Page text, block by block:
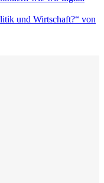
und Wirtschaft?“ von